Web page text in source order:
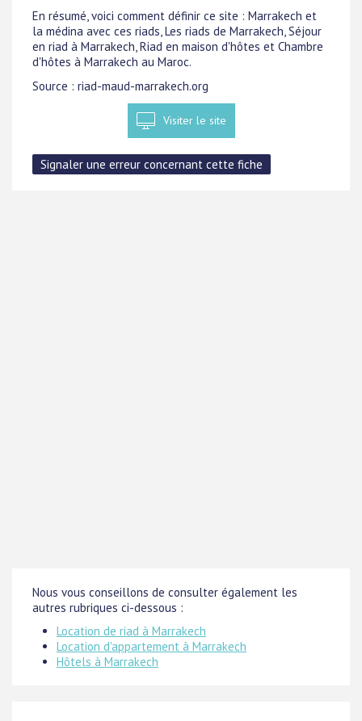
En résumé, voici comment définir ce site : Marrakech et
la médina avec ces riads, Les riads de Marrakech, Séjour
en riad à Marrakech, Riad en maison d'hôtes et Chambre
d'hôtes à Marrakech au Maroc.
Source : riad-maud-marrakech.org
Visiter le site
Nous vous conseillons de consulter également les
autres rubriques ci-dessous :
Location de riad à Marrakech
Location d'appartement à Marrakech
Hôtels à Marrakech